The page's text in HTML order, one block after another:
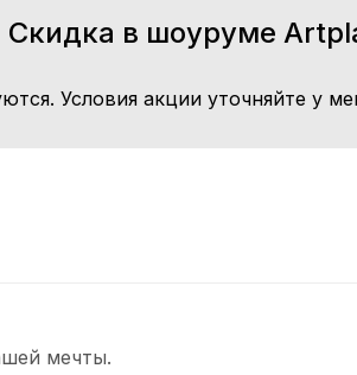
Скидка в шоуруме
Условия акции уточняйте у
мечты.